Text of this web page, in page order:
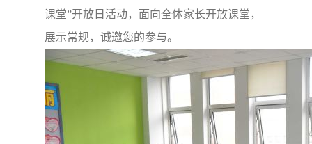
课堂”开放日活动，面向全体家长开放课堂，
展示常规，诚邀您的参与。